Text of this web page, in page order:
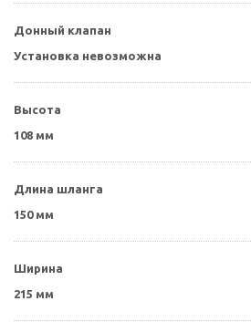
Донный клапан
Установка невозможна
Высота
108 мм
Длина шланга
150 мм
Ширина
215 мм